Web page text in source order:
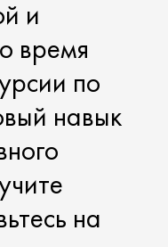
и
время
по
навык
на